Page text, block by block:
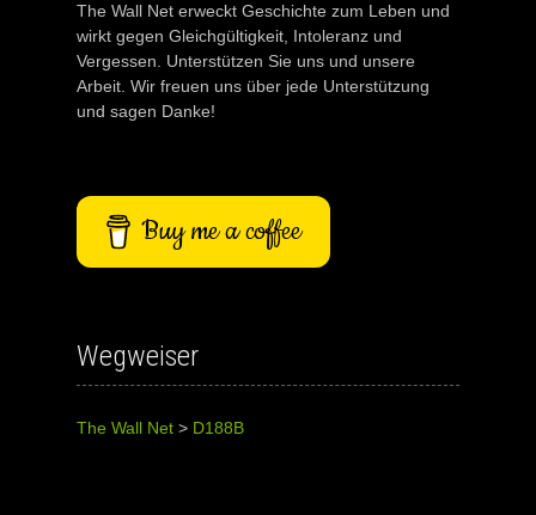
The Wall Net erweckt Geschichte zum Leben und
wirkt gegen Gleichgültigkeit, Intoleranz und
Vergessen. Unterstützen Sie uns und unsere
Arbeit. Wir freuen uns über jede Unterstützung
und sagen Danke!
Buy me a coffee
Wegweiser
The Wall Net > D188B